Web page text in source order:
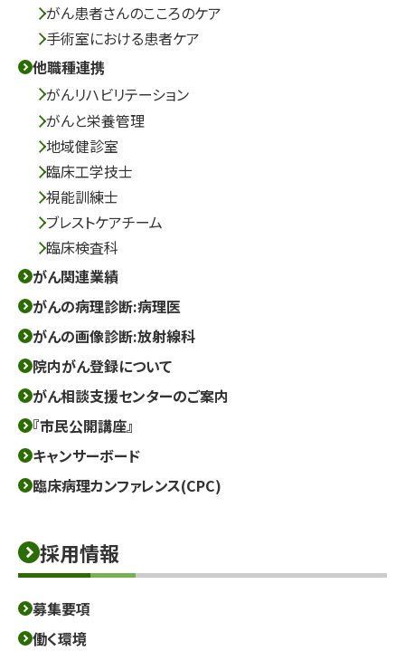
がん患者さんのこころのケア
手術室における患者ケア
他職種連携
がんリハビリテーション
がんと栄養管理
地域健診室
臨床工学技士
視能訓練士
ブレストケアチーム
臨床検査科
がん関連業績
がんの病理診断:病理医
がんの画像診断:放射線科
院内がん登録について
がん相談支援センターのご案内
『市民公開講座』
キャンサーボード
臨床病理カンファレンス(CPC)
採用情報
募集要項
働く環境